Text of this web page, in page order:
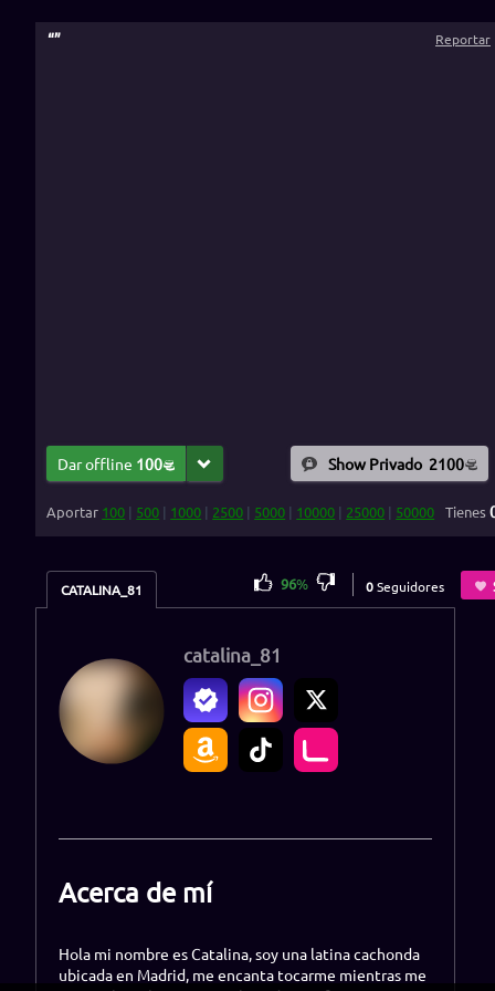
“” Reportar
Dar offline 100 Show Privado 2100
Aportar 100 | 500 | 1000 | 2500 | 5000 | 10000 | 25000 | 50000 Tienes
CATALINA_81 96% 0Seguidores
catalina_81
Acerca de mí
Hola mi nombre es Catalina, soy una latina cachonda
ubicada en Madrid, me encanta tocarme mientras me